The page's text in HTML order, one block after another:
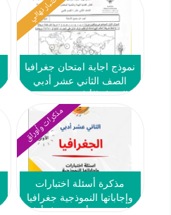
اختبار نهائي
نموذج اجابة امتحان جغرافيا
الصف الثاني عشر أدبي
مذكرات وأوراق
مذكرة أسئلة اختبارات
وإجاباتها النموذجية جغرافيا